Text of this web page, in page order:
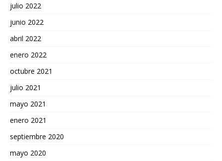
julio 2022
junio 2022
abril 2022
enero 2022
octubre 2021
julio 2021
mayo 2021
enero 2021
septiembre 2020
mayo 2020